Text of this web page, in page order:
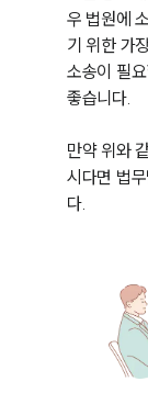
우 법원에
기 위한 가
소송이 필
좋습니다.
만약 위와
시다면 법
다.